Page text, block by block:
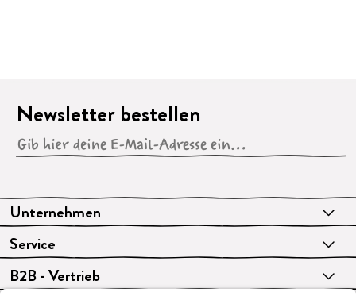
Unternehmen
Service
B2B - Vertrieb
Newsletter bestellen